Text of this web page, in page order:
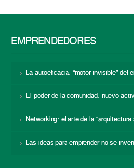
EMPRENDEDORES
La autoeficacia: “motor invisible” del
El poder de la comunidad: nuevo
Networking: el arte de la “arquitectura
Las ideas para emprender no se